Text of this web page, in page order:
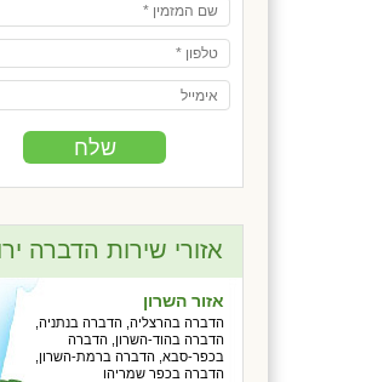
אזורי שירות הדברה
אזור השרון
הדברה בהרצליה, הדברה בנתניה,
הדברה בהוד-השרון, הדברה
בכפר-סבא, הדברה ברמת-השרון,
הדברה בכפר שמריהו